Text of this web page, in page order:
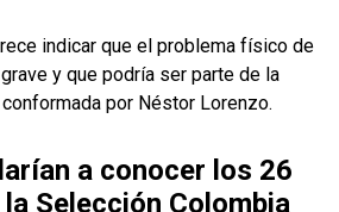
indicar que el problema físico de
y que podría ser parte de la
por Néstor Lorenzo.
a conocer los 26
Selección Colombia